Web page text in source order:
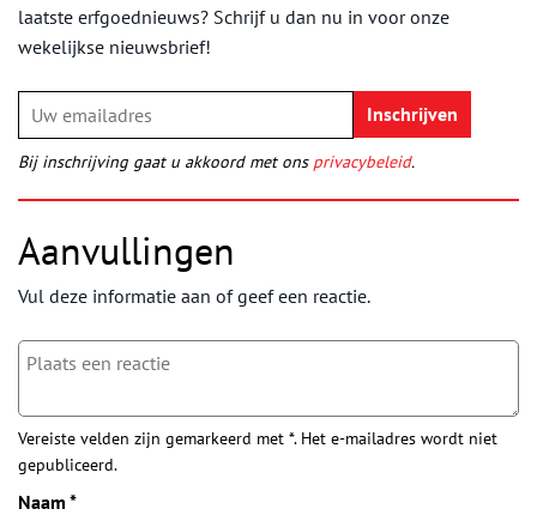
laatste erfgoednieuws? Schrijf u dan nu in voor onze
wekelijkse nieuwsbrief!
Bij inschrijving gaat u akkoord met ons privacybeleid.
Aanvullingen
Vul deze informatie aan of geef een reactie.
Vereiste velden zijn gemarkeerd met *. Het e-mailadres wordt niet
gepubliceerd.
Naam *